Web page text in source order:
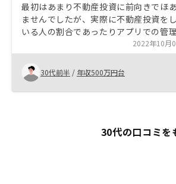
最初はあまり不動産投資に前向きでほ
ませんでしたが、実際に不動産投資を
いる人の割合であったりアプリでの管
可能である点、不動産投資そのものに
ていた漠然とした不安(人口の減少によ
マンション需要の低下等)に対し明確なデ
ータに基づく今後の都市部の人口推移等
示して頂くことである程度の不安が解
2022年10月
30代前半 / 年収500万円台
30代の口コミを